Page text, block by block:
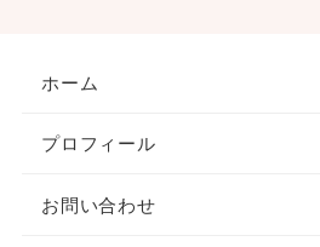
ホーム
プロフィール
お問い合わせ